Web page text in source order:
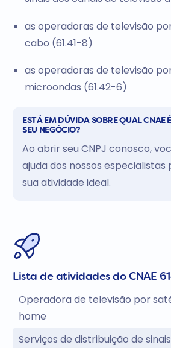
as operadoras de televisão
cabo (61.41-8)
as operadoras de televisão
microondas (61.42-6)
ESTÁ EM DÚVIDA SOBRE QUAL CNAE
SEU NEGÓCIO?
Ao abrir seu CNPJ conosco,
ajuda dos nossos
sua atividade ideal.
Lista de atividades do CNAE
Operadora de televisão por
home
Serviços de distribuição de